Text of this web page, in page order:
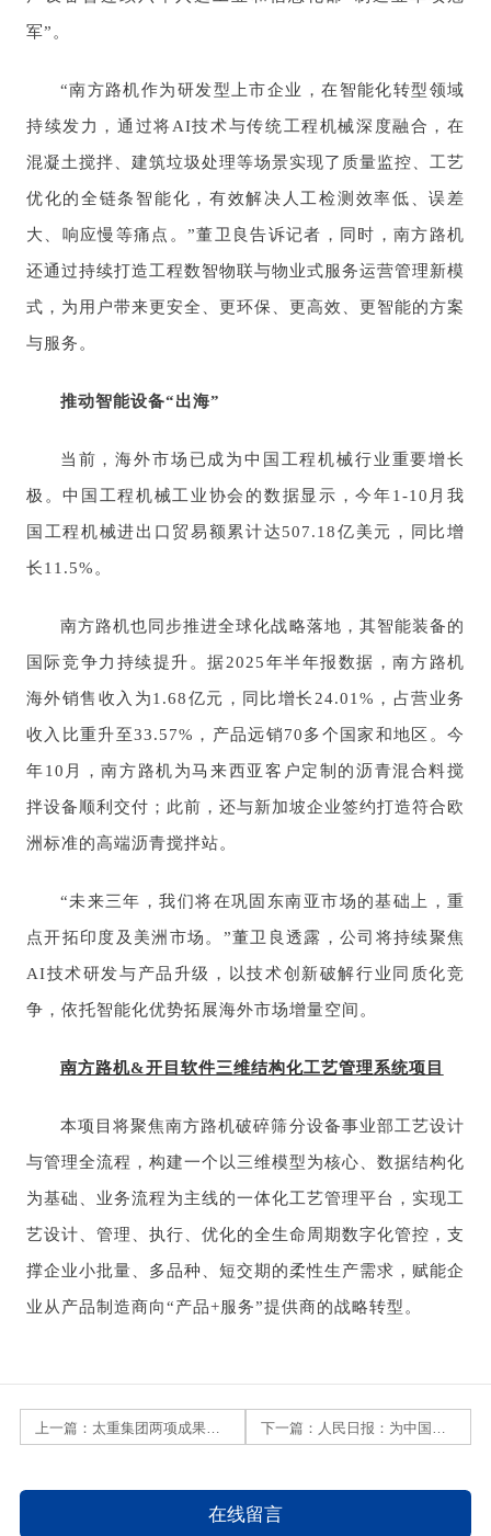
军”。
“南方路机作为研发型上市企业，在智能化转型领域
持续发力，通过将AI技术与传统工程机械深度融合，在
混凝土搅拌、建筑垃圾处理等场景实现了质量监控、工艺
优化的全链条智能化，有效解决人工检测效率低、误差
大、响应慢等痛点。”董卫良告诉记者，同时，南方路机
还通过持续打造工程数智物联与物业式服务运营管理新模
式，为用户带来更安全、更环保、更高效、更智能的方案
与服务。
推动智能设备“出海”
当前，海外市场已成为中国工程机械行业重要增长
极。中国工程机械工业协会的数据显示，今年1-10月我
国工程机械进出口贸易额累计达507.18亿美元，同比增
长11.5%。
南方路机也同步推进全球化战略落地，其智能装备的
国际竞争力持续提升。据2025年半年报数据，南方路机
海外销售收入为1.68亿元，同比增长24.01%，占营业务
收入比重升至33.57%，产品远销70多个国家和地区。今
年10月，南方路机为马来西亚客户定制的沥青混合料搅
拌设备顺利交付；此前，还与新加坡企业签约打造符合欧
洲标准的高端沥青搅拌站。
“未来三年，我们将在巩固东南亚市场的基础上，重
点开拓印度及美洲市场。”董卫良透露，公司将持续聚焦
AI技术研发与产品升级，以技术创新破解行业同质化竞
争，依托智能化优势拓展海外市场增量空间。
南方路机&开目软件三维结构化工艺管理系统项目
本项目将聚焦南方路机破碎筛分设备事业部工艺设计
与管理全流程，构建一个以三维模型为核心、数据结构化
为基础、业务流程为主线的一体化工艺管理平台，实现工
艺设计、管理、执行、优化的全生命周期数字化管控，支
撑企业小批量、多品种、短交期的柔性生产需求，赋能企
业从产品制造商向“产品+服务”提供商的战略转型。
上一篇： 太重集团两项成果获评机械行业管理创新奖 下一篇： 人民日报：为中国制造增智赋能
在线留言